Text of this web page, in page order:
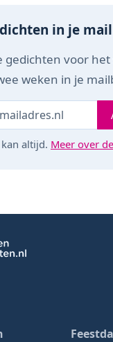
in je
gedichten voor het
weken in je
leeg Je e-
altijd. Meer over